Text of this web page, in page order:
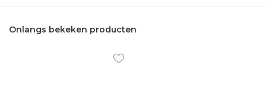
Onlangs bekeken producten